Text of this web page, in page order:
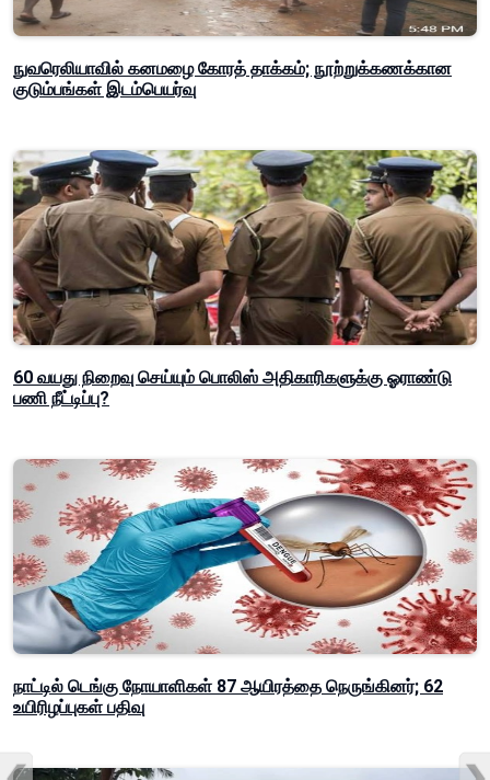
நுவரெலியாவில் கனமழை கோரத் தாக்கம்; நூற்றுக்கணக்கான
குடும்பங்கள் இடம்பெயர்வு
60 வயது நிறைவு செய்யும் பொலிஸ் அதிகாரிகளுக்கு ஓராண்டு
பணி நீட்டிப்பு?
நாட்டில் டெங்கு நோயாளிகள் 87 ஆயிரத்தை நெருங்கினர்; 62
உயிரிழப்புகள் பதிவு